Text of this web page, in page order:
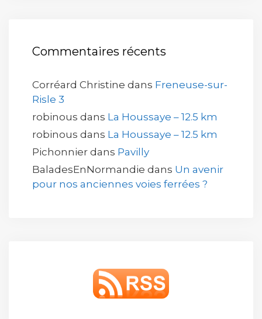
Commentaires récents
Corréard Christine dans Freneuse-sur-
Risle 3
robinous dans La Houssaye – 12.5 km
robinous dans La Houssaye – 12.5 km
Pichonnier dans Pavilly
BaladesEnNormandie dans Un avenir
pour nos anciennes voies ferrées ?